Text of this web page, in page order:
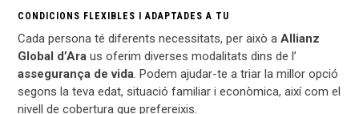
CONDICIONS FLEXIBLES I ADAPTADES A TU
Cada persona té diferents necessitats, per això a Allianz
Global d’Ara us oferim diverses modalitats dins de l’
assegurança de vida. Podem ajudar-te a triar la millor opció
segons la teva edat, situació familiar i econòmica, així com el
nivell de cobertura que prefereixis.